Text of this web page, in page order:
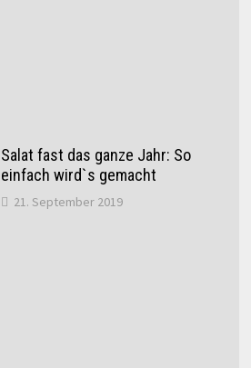
Salat fast das ganze Jahr: So
einfach wird`s gemacht
21. September 2019